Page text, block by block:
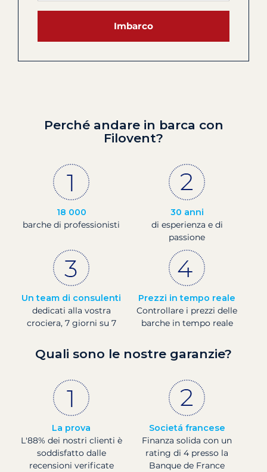
Imbarco
Perché andare in barca con
Filovent?
18 000
barche di professionisti
30 anni
di esperienza e di
passione
Un team di consulenti
dedicati alla vostra
crociera, 7 giorni su 7
Prezzi in tempo reale
Controllare i prezzi delle
barche in tempo reale
Quali sono le nostre garanzie?
La prova
L'88% dei nostri clienti è
soddisfatto dalle
recensioni verificate
Societá francese
Finanza solida con un
rating di 4 presso la
Banque de France